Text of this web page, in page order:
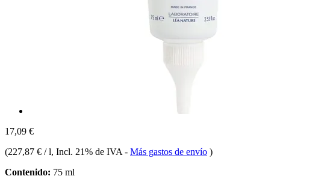
17,09 €
(227,87 € / l, Incl. 21% de IVA - Más gastos de envío )
Contenido: 75 ml